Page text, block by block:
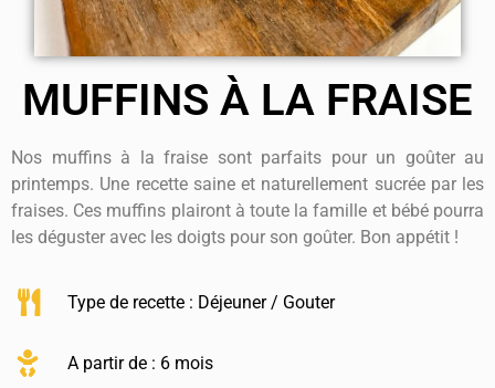
MUFFINS À LA FRAISE
Nos muffins à la fraise sont parfaits pour un goûter au
printemps. Une recette saine et naturellement sucrée par les
fraises. Ces muffins plairont à toute la famille et bébé pourra
les déguster avec les doigts pour son goûter. Bon appétit !
Type de recette : Déjeuner / Gouter
A partir de : 6 mois